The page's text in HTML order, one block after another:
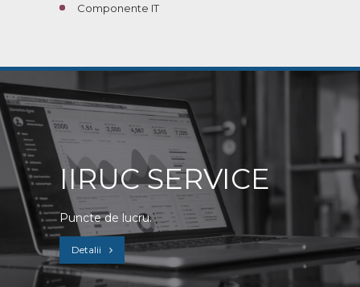
Componente IT
IIRUC SERVICE
Puncte de lucru.
Detalii